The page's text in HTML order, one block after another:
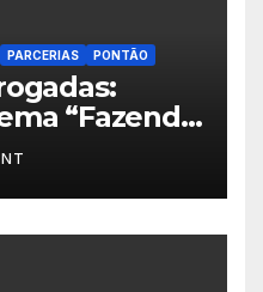
PARCERIAS PONTÃO
“Fazendo
em
abertas